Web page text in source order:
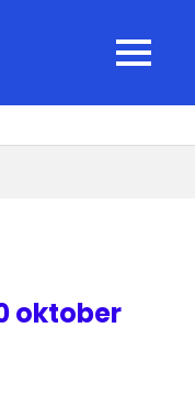
MENU
oktober